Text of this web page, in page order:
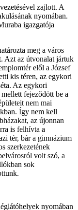
zajlott. A
nyomában.
igazgatója
meg a város
Azt az útvonalat jártuk
elől a József
kis téren, az egykori
Az egykori
fejeződött be a
nem mai
Így nem kell
az újonnan
is felhívta a
tér, bár a gimnázium
szerkezetének
volt szó, a
sok
nyomában